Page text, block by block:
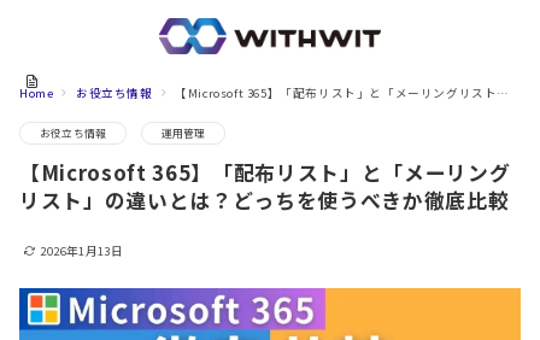
Home お役立ち情報 【Microsoft 365】「配布リスト」と「メーリングリスト」の違いとは？どっちを使うべきか徹底比較
お役立ち情報 運用管理
【Microsoft 365】「配布リスト」と「メーリング
リスト」の違いとは？どっちを使うべきか徹底比較
2026年1月13日